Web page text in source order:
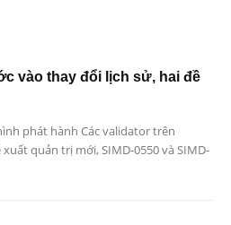
vào thay đổi lịch sử, hai đề
phát hành Các validator trên
quản trị mới, SIMD-0550 và SIMD-